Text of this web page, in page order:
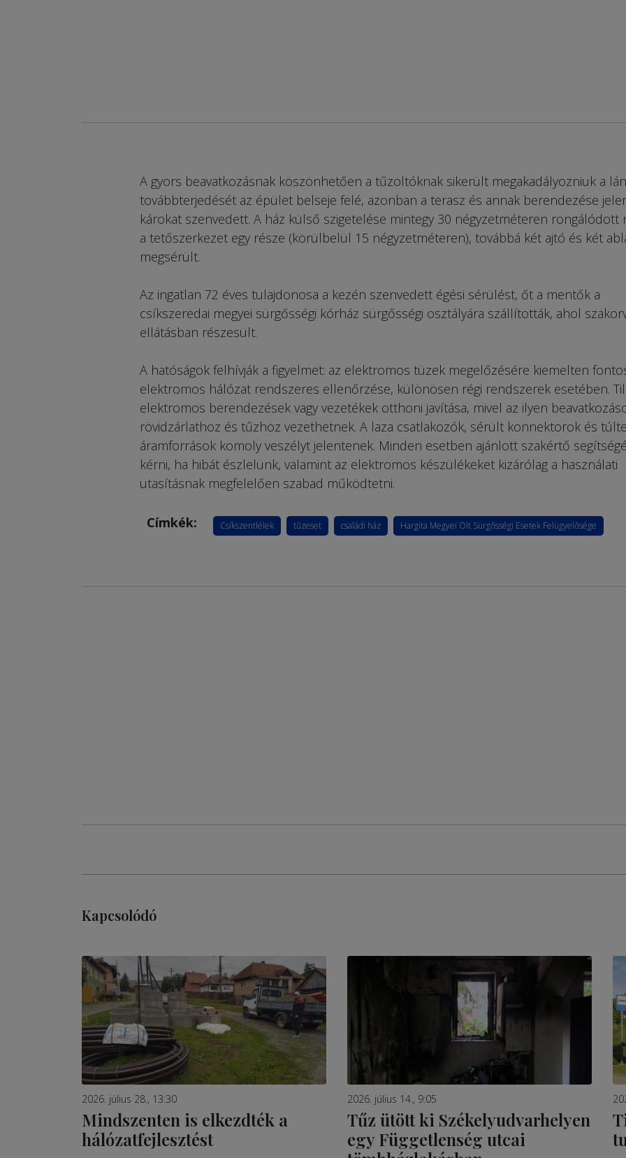
A gyors beavatkozásnak köszönhetően a tűzoltóknak sikerült megakadályozniuk a
továbbterjedését az épület belseje felé, azonban a terasz és annak berendezése
károkat szenvedett. A ház külső szigetelése mintegy 30 négyzetméteren rongálódott
a tetőszerkezet egy része (körülbelül 15 négyzetméteren), továbbá két ajtó és két
megsérült.
Az ingatlan 72 éves tulajdonosa a kezén szenvedett égési sérülést, őt a mentők a
csíkszeredai megyei sürgősségi kórház sürgősségi osztályára szállították, ahol
ellátásban részesült.
A hatóságok felhívják a figyelmet: az elektromos tüzek megelőzésére kiemelten
elektromos hálózat rendszeres ellenőrzése, különösen régi rendszerek esetében.
elektromos berendezések vagy vezetékek otthoni javítása, mivel az ilyen
rövidzárlathoz és tűzhöz vezethetnek. A laza csatlakozók, sérült konnektorok és
áramforrások komoly veszélyt jelentenek. Minden esetben ajánlott szakértő
kérni, ha hibát észlelünk, valamint az elektromos készülékeket kizárólag a használati
utasításnak megfelelően szabad működtetni.
Címkék: Csíkszentlélek tűzeset családi ház Hargita Megyei Olt Sürgősségi Esetek Felügyelősége
Kapcsolódó
2026. július 28., 13:30
Mindszenten is elkezdték a
hálózatfejlesztést
2026. július 14., 9:05
Tűz ütött ki Székelyudvarhelyen
egy Függetlenség utcai